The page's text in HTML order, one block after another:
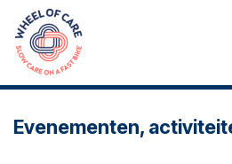
Se rendre au contenu
Evenementen,